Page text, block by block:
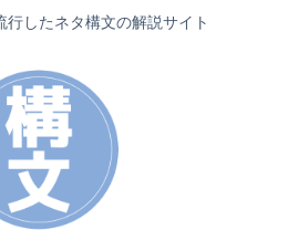
行したネタ構文の解説サイト